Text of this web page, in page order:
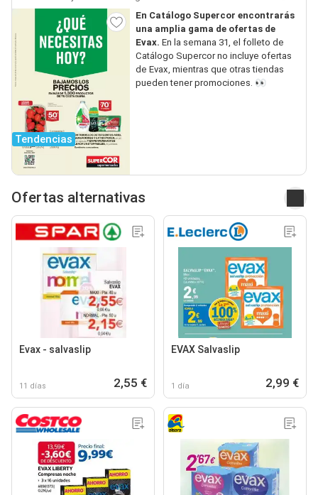
Tendencias
En Catálogo Supercor encontrarás
una amplia gama de ofertas de
Evax. En la semana 31, el folleto de
Catálogo Supercor no incluye ofertas
de Evax, mientras que otras tiendas
pueden tener promociones. 👀
Ofertas alternativas
Evax - salvaslip
11 días 2,55 €
EVAX Salvaslip
1 día 2,99 €